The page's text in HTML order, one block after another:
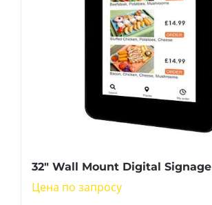
32″ Wall Mount Digital Signage
Цена по запросу